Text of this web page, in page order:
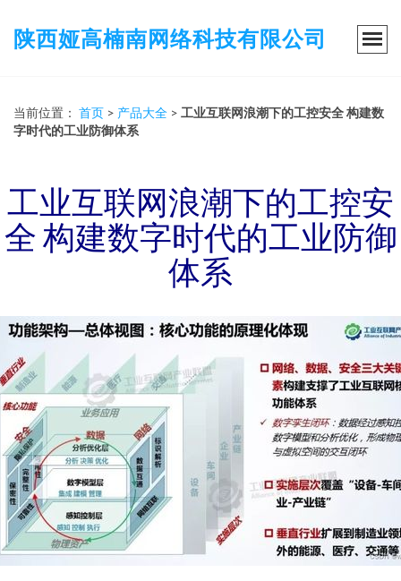
陕西娅高楠南网络科技有限公司
当前位置： 首页 > 产品大全 > 工业互联网浪潮下的工控安全 构建数
字时代的工业防御体系
工业互联网浪潮下的工控安
全 构建数字时代的工业防御
体系